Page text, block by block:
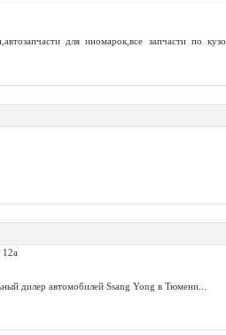
для иномарок,все запчасти по
дилер автомобилей Ssang Yong в Тюмени...